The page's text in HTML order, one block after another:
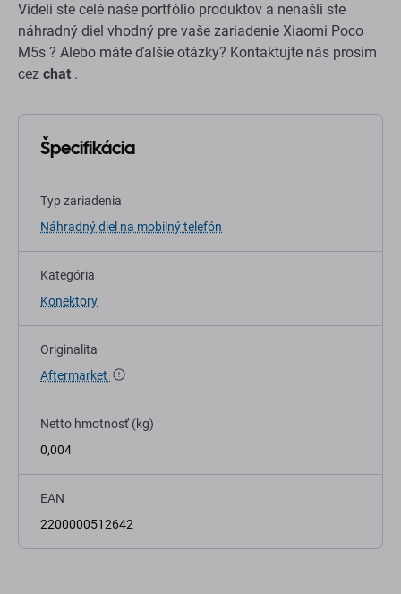
Videli ste celé naše portfólio produktov a nenašli ste
náhradný diel vhodný pre vaše zariadenie Xiaomi Poco
M5s ? Alebo máte ďalšie otázky? Kontaktujte nás prosím
cez chat .
Špecifikácia
Typ zariadenia
Náhradný diel na mobilný telefón
Kategória
Konektory
Originalita
Aftermarket
Netto hmotnosť (kg)
0,004
EAN
2200000512642